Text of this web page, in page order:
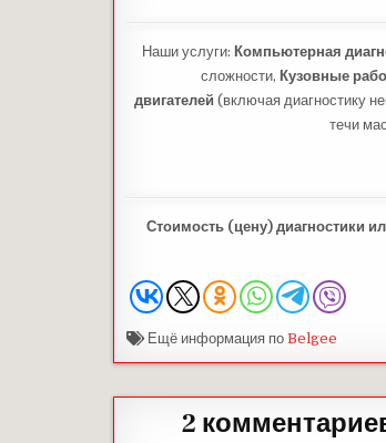
Наши услуги: Компьютерная
сложности, Кузовные
двигателей (включая диагностику
течи
Стоимость (цену) диагностики
Ещё информация по Belgee
2